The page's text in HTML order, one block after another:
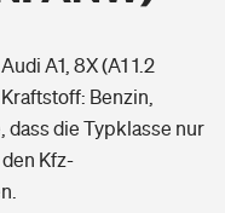
A1, 8X (A1 1.2
Benzin,
dass die Typklasse nur
Kfz-